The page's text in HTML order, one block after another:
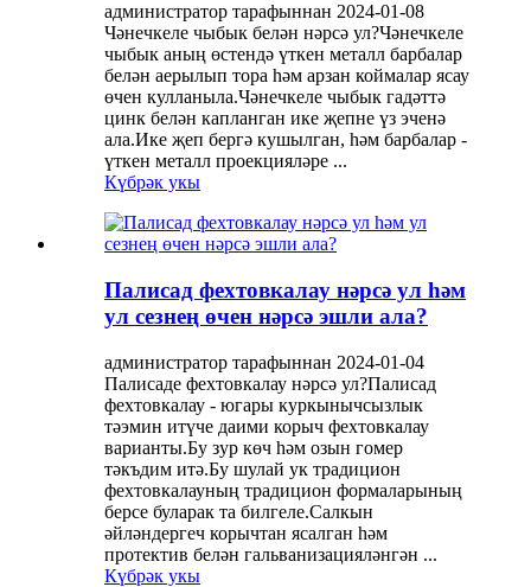
администратор тарафыннан 2024-01-08
Чәнечкеле чыбык белән нәрсә ул?Чәнечкеле
чыбык аның өстендә үткен металл барбалар
белән аерылып тора һәм арзан коймалар ясау
өчен кулланыла.Чәнечкеле чыбык гадәттә
цинк белән капланган ике җепне үз эченә
ала.Ике җеп бергә кушылган, һәм барбалар -
үткен металл проекцияләре ...
Күбрәк укы
Палисад фехтовкалау нәрсә ул һәм
ул сезнең өчен нәрсә эшли ала?
администратор тарафыннан 2024-01-04
Палисаде фехтовкалау нәрсә ул?Палисад
фехтовкалау - югары куркынычсызлык
тәэмин итүче даими корыч фехтовкалау
варианты.Бу зур көч һәм озын гомер
тәкъдим итә.Бу шулай ук ​​традицион
фехтовкалауның традицион формаларының
берсе буларак та билгеле.Салкын
әйләндергеч корычтан ясалган һәм
протектив белән гальванизацияләнгән ...
Күбрәк укы